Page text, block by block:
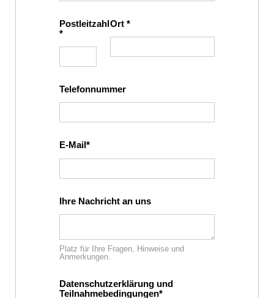
PostleitzahlOrt
Telefonnummer
E-Mail
Ihre Nachricht an uns
Platz für Ihre Fragen, Hinweise und
Anmerkungen.
Datenschutzerklärung und
Teilnahmebedingungen